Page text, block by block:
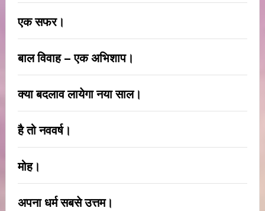
एक सफर।
बाल विवाह – एक अभिशाप।
क्या बदलाव लायेगा नया साल।
है तो नववर्ष।
मोह।
अपना धर्म सबसे उत्तम।